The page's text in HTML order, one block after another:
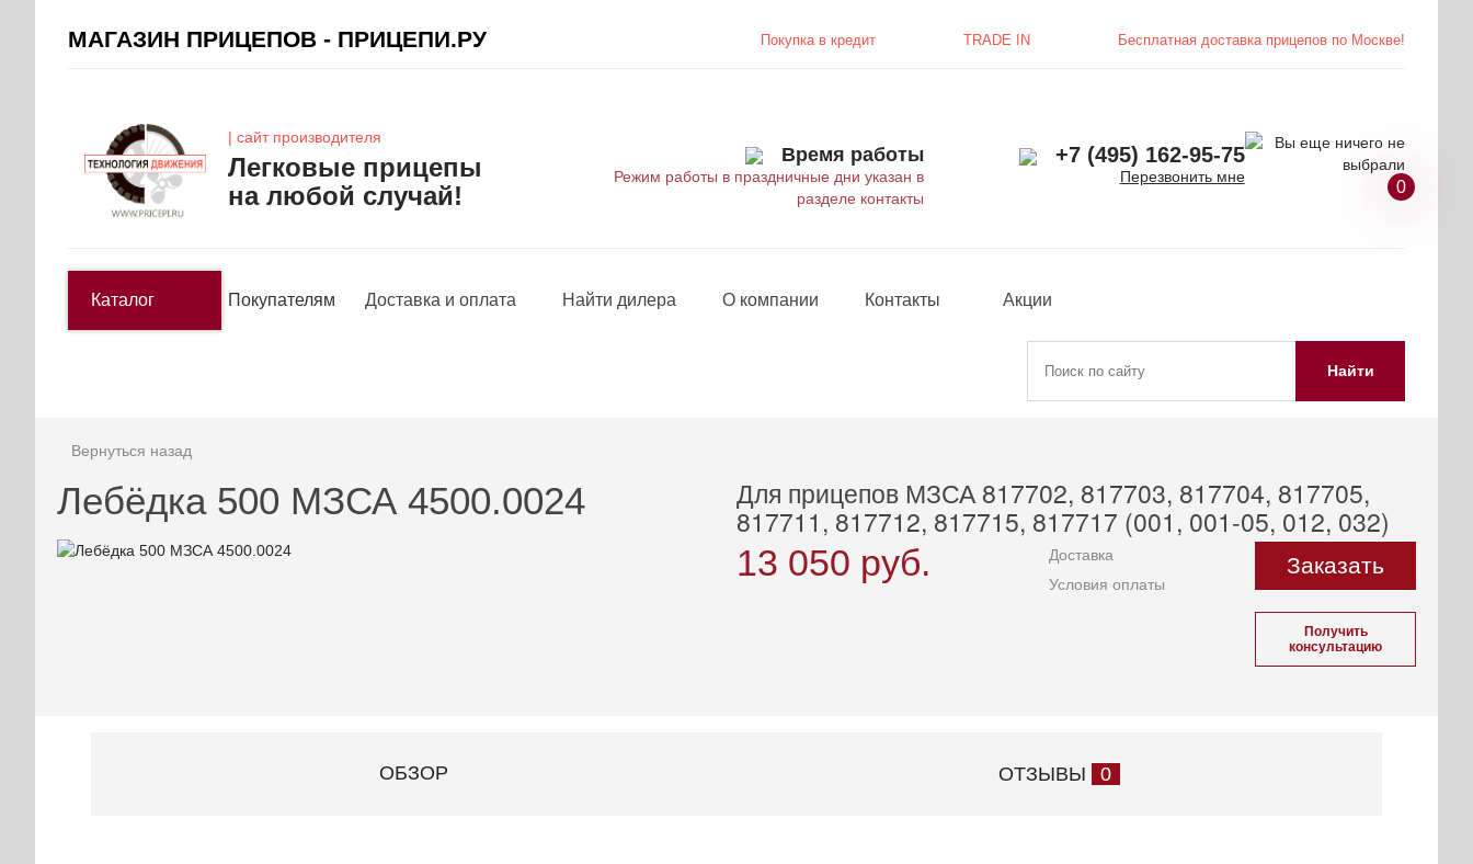
МАГАЗИН ПРИЦЕПОВ - ПРИЦЕПИ.РУ Бесплатная доставкаприцепов по Москве!
TRADE IN
Покупка в кредит
| сайт производителя
Легковые прицепы
на любой случай!
Время работы
Режим работы в праздничные дни указан в
разделе контакты
+7 (495) 162-95-75
Перезвонить мне
0
Каталог Покупателям Доставка и оплата Найти дилера О компании Контакты Акции
Найти
Вернуться назад
Лебёдка 500 МЗСА 4500.0024 Для прицепов МЗСА 817702, 817703, 817704, 817705,
817711, 817712, 817715, 817717 (001, 001-05, 012, 032)
13 050 руб.
Доставка
Условия оплаты
Заказать
Получить
консультацию
ОБЗОР ОТЗЫВЫ 0